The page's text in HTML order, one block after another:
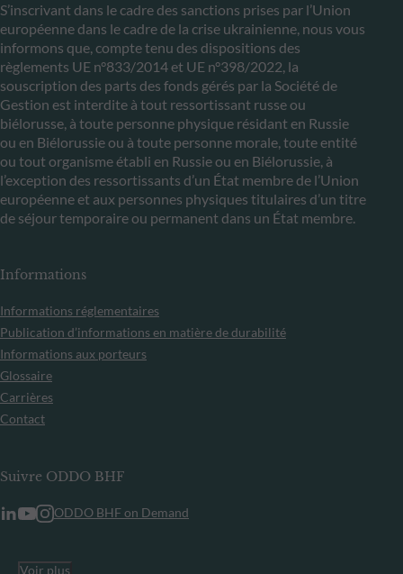
S’inscrivant dans le cadre des sanctions prises par l’Union
européenne dans le cadre de la crise ukrainienne, nous vous
informons que, compte tenu des dispositions des
règlements UE n°833/2014 et UE n°398/2022, la
souscription des parts des fonds gérés par la Société de
Gestion est interdite à tout ressortissant russe ou
biélorusse, à toute personne physique résidant en Russie
ou en Biélorussie ou à toute personne morale, toute entité
ou tout organisme établi en Russie ou en Biélorussie, à
l’exception des ressortissants d’un État membre de l’Union
européenne et aux personnes physiques titulaires d’un titre
de séjour temporaire ou permanent dans un État membre.
Informations
Informations réglementaires
Publication d’informations en matière de durabilité
Informations aux porteurs
Glossaire
Carrières
Contact
Suivre ODDO BHF
ODDO BHF on Demand
Voir plus